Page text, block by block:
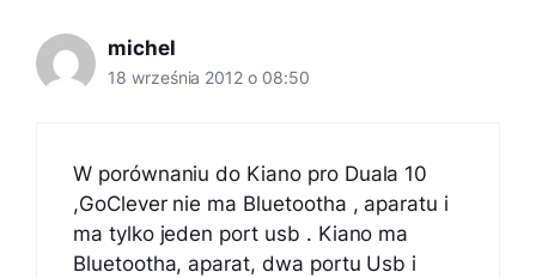
michel
18 września 2012 o 08:50
W porównaniu do Kiano pro Duala 10
,GoClever nie ma Bluetootha , aparatu i
ma tylko jeden port usb . Kiano ma
Bluetootha, aparat, dwa portu Usb i